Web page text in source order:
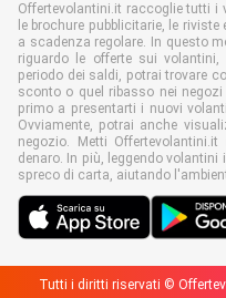
Offertevolantini.it raccoglie tutti i
le brochure pubblicitarie, le
a scadenza regolare. In questo
riguardo le offerte sui
periodo dei saldi, potrai trovare
sconto o quel ribasso nei
primo a presentarti i nuovi
Ovviamente, potrai anche
negozio. Metti
denaro. In più, leggendo
spreco di carta, aiutando
Tutti i diritti riservati ©